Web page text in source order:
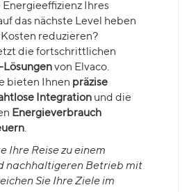
Ihres
das nächste Level heben
reduzieren?
die fortschrittlichen
von Elvaco.
bieten Ihnen präzise
Integration und die
Energieverbrauch
.
Ihre Reise zu einem
nachhaltigeren Betrieb mit
Sie Ihre Ziele im